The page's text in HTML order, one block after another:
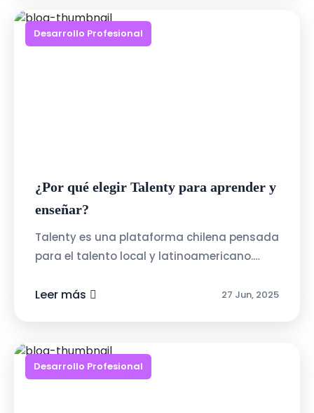
Desarrollo Profesional
¿Por qué elegir Talenty para aprender y
enseñar?
Talenty es una plataforma chilena pensada
para el talento local y latinoamericano.
amigable: pensada para personas ...
Leer más 27 Jun, 2025
Desarrollo Profesional